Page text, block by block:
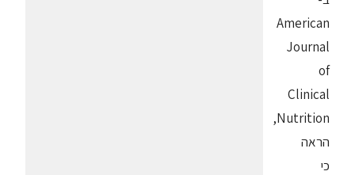
American
Journal
of
Clinical
Nutrition,
הראה
כי